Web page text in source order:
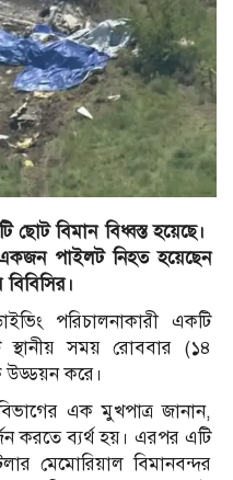
ছোট বিমান বিধ্বস্ত হয়েছে।
পাইলট নিহত হয়েছেন
পরিচালনাকারী একটি
স্থানীয় সময় রোববার (১৪
উড্ডয়ন করে।
এক মুখপাত্র জানান,
করতে ব্যর্থ হয়। এরপর এটি
মেমোরিয়াল বিমানবন্দর